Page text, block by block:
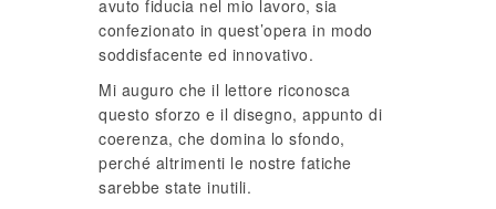
avuto fiducia nel mio lavoro, sia
confezionato in quest’opera in modo
soddisfacente ed innovativo.
Mi auguro che il lettore riconosca
questo sforzo e il disegno, appunto di
coerenza, che domina lo sfondo,
perché altrimenti le nostre fatiche
sarebbe state inutili.